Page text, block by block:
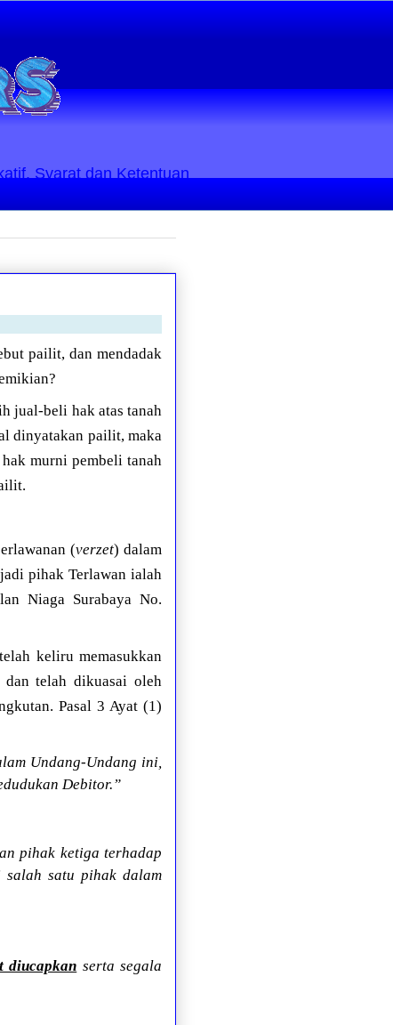
Syarat dan Ketentuan
pailit, dan mendadak
jual-beli hak atas tanah
dinyatakan pailit, maka
murni pembeli tanah
(verzet) dalam
pihak Terlawan ialah
Niaga Surabaya No.
keliru memasukkan
telah dikuasai oleh
Pasal 3 Ayat (1)
Undang-Undang ini,
Debitor.”
pihak ketiga terhadap
salah satu pihak dalam
diucapkan serta segala